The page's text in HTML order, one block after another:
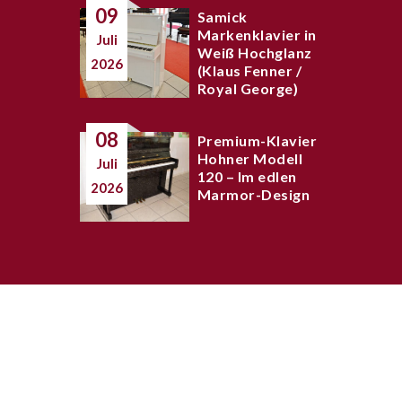
09
Juli
2026
Samick
Markenklavier in
Weiß Hochglanz
(Klaus Fenner /
Royal George)
08
Juli
2026
Premium-Klavier
Hohner Modell
120 – Im edlen
Marmor-Design